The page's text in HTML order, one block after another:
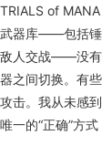
TRIALS of
武器库——包括锤
敌人交战——没有
器之间切换。有
攻击。我从未感
唯一的“正确”方